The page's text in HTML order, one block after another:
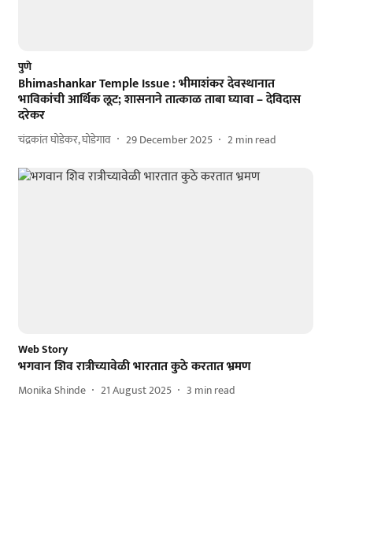
पुणे
Bhimashankar Temple Issue : भीमाशंकर देवस्थानात
भाविकांची आर्थिक लूट; शासनाने तात्काळ ताबा घ्यावा – देविदास
दरेकर
चंद्रकांत घोडेकर, घोडेगाव 29 December 2025 2min read
Web Story
भगवान शिव रात्रीच्यावेळी भारतात कुठे करतात भ्रमण
Monika Shinde 21 August 2025 3 min read